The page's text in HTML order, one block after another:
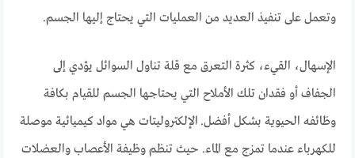
وتعمل على تنفيذ العديد من العمليات التي يحتاج إليها الجسم.
الإسهال، القيء، كثرة التعرق مع قلة تناول السوائل يؤدي إلى
الجفاف أو فقدان تلك الأملاح التي يحتاجها الجسم للقيام بكافة
وظائفه الحيوية بشكل أفضل. الإلكتروليتات هي مواد كيميائية موصلة
للكهرباء عندما تمزج مع الماء. حيث تنظم وظيفة الأعصاب والعضلات